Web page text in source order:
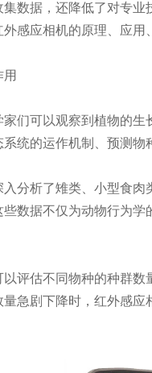
数据，还降低了对专
感应相机的原理、应
们可以观察到植物的
统的运作机制、预测物
分析了雉类、小型食
数据不仅为动物行为
评估不同物种的种群
急剧下降时，红外感